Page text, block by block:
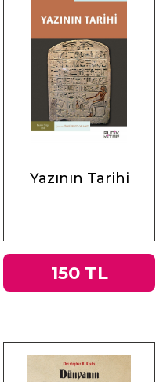
Yazının Tarihi
150 TL